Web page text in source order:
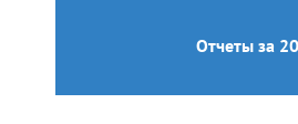
Отчеты за